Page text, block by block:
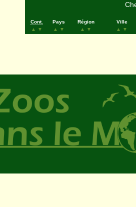
Cont.
▲
▼
Pays
▲
▼
Région
▲
▼
Ville
▲
▼